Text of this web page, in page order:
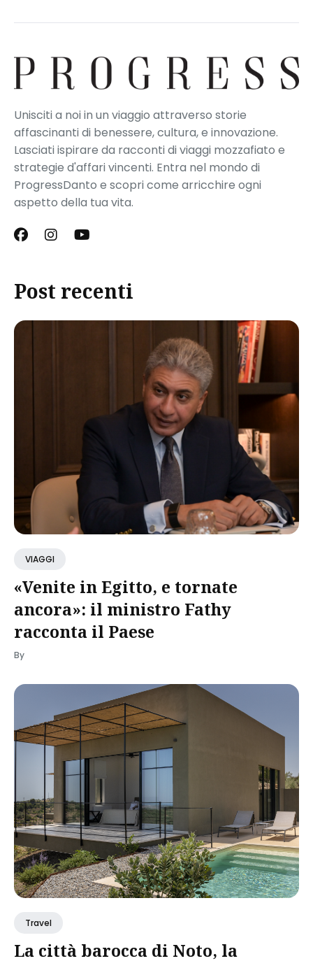
Unisciti a noi in un viaggio attraverso storie
affascinanti di benessere, cultura, e innovazione.
Lasciati ispirare da racconti di viaggi mozzafiato e
strategie d'affari vincenti. Entra nel mondo di
ProgressDanto e scopri come arricchire ogni
aspetto della tua vita.
Post recenti
VIAGGI
«Venite in Egitto, e tornate
ancora»: il ministro Fathy
racconta il Paese
By
Travel
La città barocca di Noto, la